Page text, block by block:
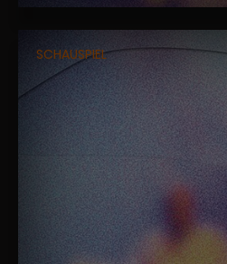
SCHAUSPIEL